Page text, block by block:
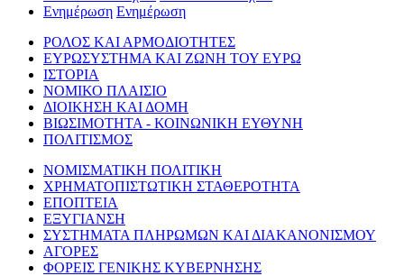
Ενημέρωση Ενημέρωση
ΡΟΛΟΣ ΚΑΙ ΑΡΜΟΔΙΟΤΗΤΕΣ
ΕΥΡΩΣΥΣΤΗΜΑ ΚΑΙ ΖΩΝΗ ΤΟΥ ΕΥΡΩ
ΙΣΤΟΡΙΑ
ΝΟΜΙΚΟ ΠΛΑΙΣΙΟ
ΔΙΟΙΚΗΣΗ ΚΑΙ ΔΟΜΗ
ΒΙΩΣΙΜΟΤΗΤΑ - ΚΟΙΝΩΝΙΚΗ ΕΥΘΥΝΗ
ΠΟΛΙΤΙΣΜΟΣ
ΝΟΜΙΣΜΑΤΙΚΗ ΠΟΛΙΤΙΚΗ
ΧΡΗΜΑΤΟΠΙΣΤΩΤΙΚΗ ΣΤΑΘΕΡΟΤΗΤΑ
ΕΠΟΠΤΕΙΑ
ΕΞΥΓΙΑΝΣΗ
ΣΥΣΤΗΜΑΤΑ ΠΛΗΡΩΜΩΝ ΚΑΙ ΔΙΑΚΑΝΟΝΙΣΜΟΥ
ΑΓΟΡΕΣ
ΦΟΡΕΙΣ ΓΕΝΙΚΗΣ ΚΥΒΕΡΝΗΣΗΣ